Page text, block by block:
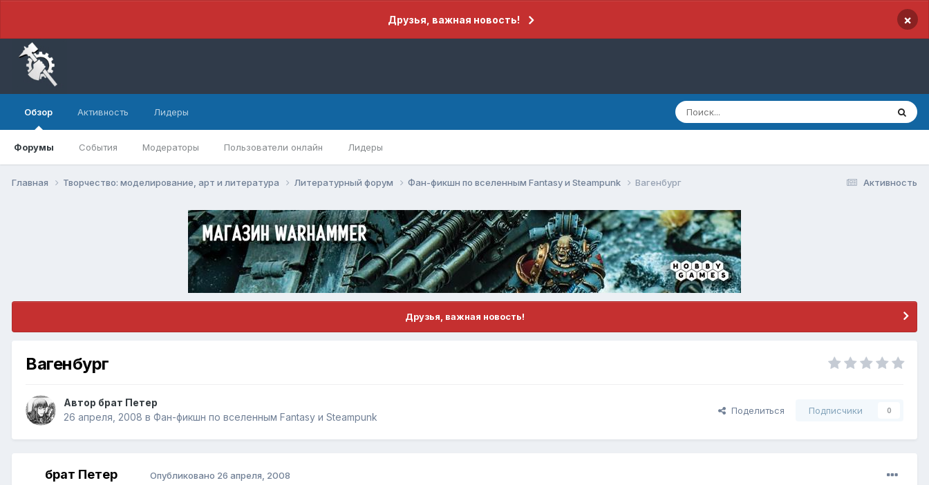
Друзья, важная новость! ×
Обзор
Форумы События Модераторы Пользователи онлайн Лидеры
Активность Лидеры
Активность
Главная Творчество: моделирование, арт и литература Литературный форум Фан-фикшн по вселенным Fantasy и Steampunk Вагенбург
Друзья, важная новость!
Вагенбург
Автор брат Петер
26 апреля, 2008 в Фан-фикшн по вселенным Fantasy и Steampunk
Поделиться Подписчики 0
брат Петер Опубликовано 26 апреля, 2008